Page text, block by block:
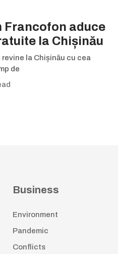
Francofon aduce
la Chișinău
la Chișinău cu cea
de
Business
Environment
Pandemic
Conflicts